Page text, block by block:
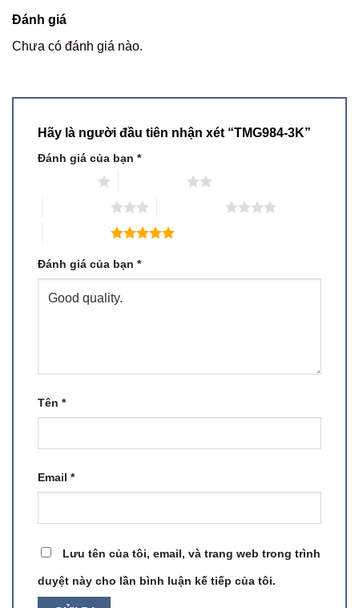
Đánh giá
Chưa có đánh giá nào.
Hãy là người đầu tiên nhận xét “TMG984-3K”
Đánh giá của bạn *
Đánh giá của bạn *
Tên *
Email *
Lưu tên của tôi, email, và trang web trong trình
duyệt này cho lần bình luận kế tiếp của tôi.